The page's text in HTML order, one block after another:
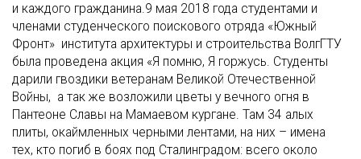
и каждого гражданина.9 мая 2018 года студентами и
членами студенческого поискового отряда «Южный
Фронт» института архитектуры и строительства ВолгГТУ
была проведена акция «Я помню, Я горжусь. Студенты
дарили гвоздики ветеранам Великой Отечественной
Войны, а так же возложили цветы у вечного огня в
Пантеоне Славы на Мамаевом кургане. Там 34 алых
плиты, окаймленных черными лентами, на них – имена
тех, кто погиб в боях под Сталинградом: всего около